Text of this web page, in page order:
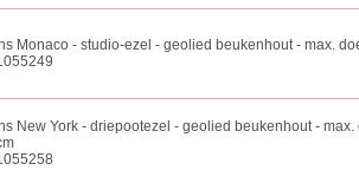
Monaco - studio-ezel - geolied beukenhout - max.
New York - driepootezel - geolied beukenhout -